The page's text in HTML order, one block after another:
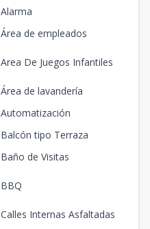
Alarma
Área de empleados
Area De Juegos Infantiles
Área de lavandería
Automatización
Balcón tipo Terraza
Baño de Visitas
BBQ
Calles Internas Asfaltadas